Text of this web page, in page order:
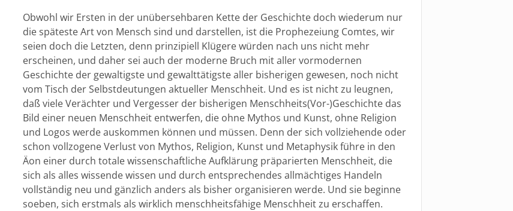
Obwohl wir Ersten in der unübersehbaren Kette der Geschichte doch wiederum nur
die späteste Art von Mensch sind und darstellen, ist die Prophezeiung Comtes, wir
seien doch die Letzten, denn prinzipiell Klügere würden nach uns nicht mehr
erscheinen, und daher sei auch der moderne Bruch mit aller vormodernen
Geschichte der gewaltigste und gewalttätigste aller bisherigen gewesen, noch nicht
vom Tisch der Selbstdeutungen aktueller Menschheit. Und es ist nicht zu leugnen,
daß viele Verächter und Vergesser der bisherigen Menschheits(Vor-)Geschichte das
Bild einer neuen Menschheit entwerfen, die ohne Mythos und Kunst, ohne Religion
und Logos werde auskommen können und müssen. Denn der sich vollziehende oder
schon vollzogene Verlust von Mythos, Religion, Kunst und Metaphysik führe in den
Äon einer durch totale wissenschaftliche Aufklärung präparierten Menschheit, die
sich als alles wissende wissen und durch entsprechendes allmächtiges Handeln
vollständig neu und gänzlich anders als bisher organisieren werde. Und sie beginne
soeben, sich erstmals als wirklich menschheitsfähige Menschheit zu erschaffen.